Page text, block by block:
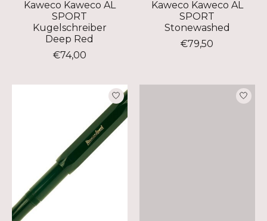
Kaweco Kaweco AL
SPORT
Kugelschreiber
Deep Red
€74,00
Kaweco Kaweco AL
SPORT
Stonewashed
€79,50